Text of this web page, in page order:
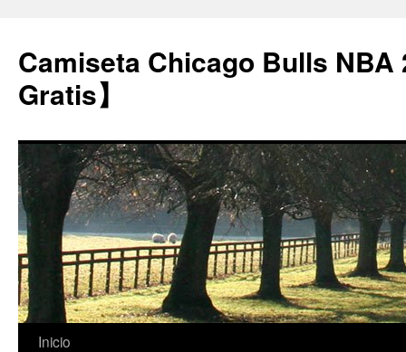
Camiseta Chicago Bulls NBA
Gratis】
Saltar
Inicio